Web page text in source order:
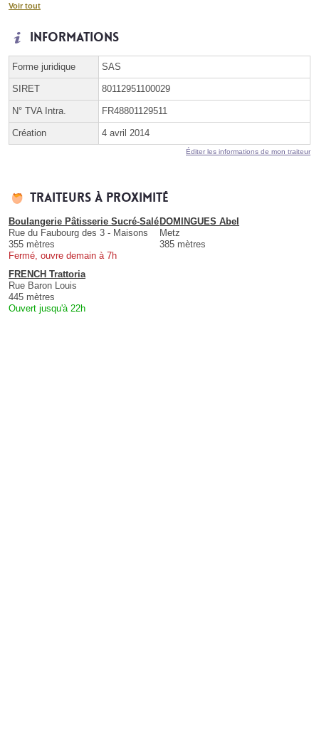
Voir tout
Informations
Forme juridique SAS
SIRET 80112951100029
N° TVA Intra. FR48801129511
Création 4 avril 2014
Éditer les informations de mon traiteur
Traiteurs à proximité
Boulangerie Pâtisserie Sucré-Salé
Rue du Faubourg des 3 - Maisons
355 mètres
Fermé, ouvre demain à 7h
DOMINGUES Abel
Metz
385 mètres
FRENCH Trattoria
Rue Baron Louis
445 mètres
Ouvert jusqu'à 22h